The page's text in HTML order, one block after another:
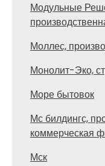
Модульные
Моллес,
Монолит-Эко,
Море бытовок
Мс билдингс,
коммерческая
Мск